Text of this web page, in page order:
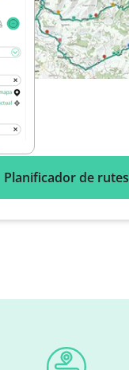
Planificador de rutes